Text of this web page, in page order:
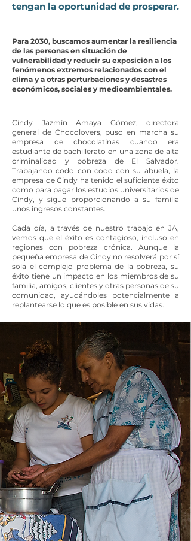
tengan la oportunidad de prosperar.
Para 2030, buscamos aumentar la resiliencia
de las personas en situación de
vulnerabilidad y reducir su exposición a los
fenómenos extremos relacionados con el
clima y a otras perturbaciones y desastres
económicos, sociales y medioambientales.
Cindy Jazmín Amaya Gómez, directora
general de Chocolovers, puso en marcha su
empresa de chocolatinas cuando era
estudiante de bachillerato en una zona de alta
criminalidad y pobreza de El Salvador.
Trabajando codo con codo con su abuela, la
empresa de Cindy ha tenido el suficiente éxito
como para pagar los estudios universitarios de
Cindy, y sigue proporcionando a su familia
unos ingresos constantes.
Cada día, a través de nuestro trabajo en JA,
vemos que el éxito es contagioso, incluso en
regiones con pobreza crónica. Aunque la
pequeña empresa de Cindy no resolverá por sí
sola el complejo problema de la pobreza, su
éxito tiene un impacto en los miembros de su
familia, amigos, clientes y otras personas de su
comunidad, ayudándoles potencialmente a
replantearse lo que es posible en sus vidas.